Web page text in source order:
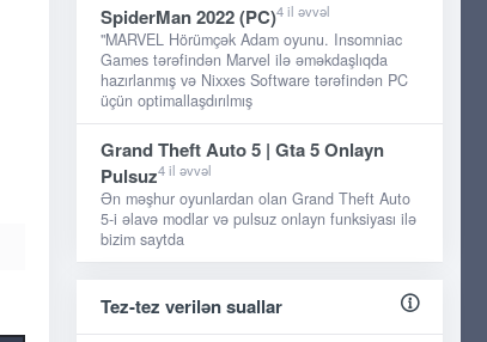
SpiderMan 2022 (PC)4 il əvvəl
"MARVEL Hörümçək Adam oyunu. Insomniac
Games tərəfindən Marvel ilə əməkdaşlıqda
hazırlanmış və Nixxes Software tərəfindən PC
üçün optimallaşdırılmış
Grand Theft Auto 5 | Gta 5 Onlayn
Pulsuz4 il əvvəl
Ən məşhur oyunlardan olan Grand Theft Auto
5-i əlavə modlar və pulsuz onlayn funksiyası ilə
bizim saytda
Tez-tez verilən suallar